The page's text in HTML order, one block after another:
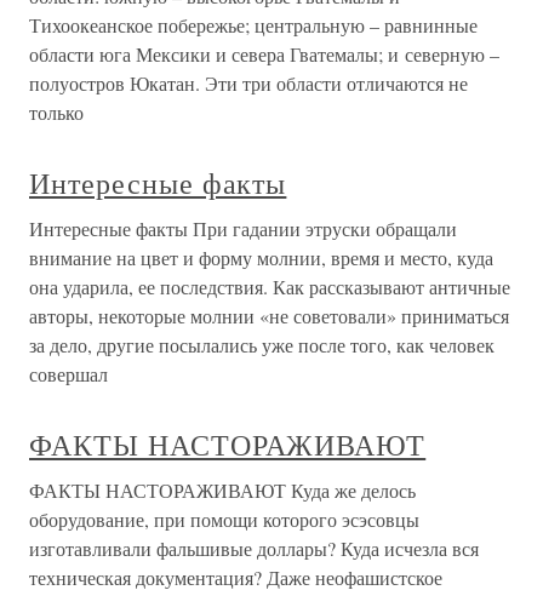
Тихоокеанское побережье; центральную – равнинные
области юга Мексики и севера Гватемалы; и северную –
полуостров Юкатан. Эти три области отличаются не
только
Интересные факты
Интересные факты При гадании этруски обращали
внимание на цвет и форму молнии, время и место, куда
она ударила, ее последствия. Как рассказывают античные
авторы, некоторые молнии «не советовали» приниматься
за дело, другие посылались уже после того, как человек
совершал
ФАКТЫ НАСТОРАЖИВАЮТ
ФАКТЫ НАСТОРАЖИВАЮТ Куда же делось
оборудование, при помощи которого эсэсовцы
изготавливали фальшивые доллары? Куда исчезла вся
техническая документация? Даже неофашистское